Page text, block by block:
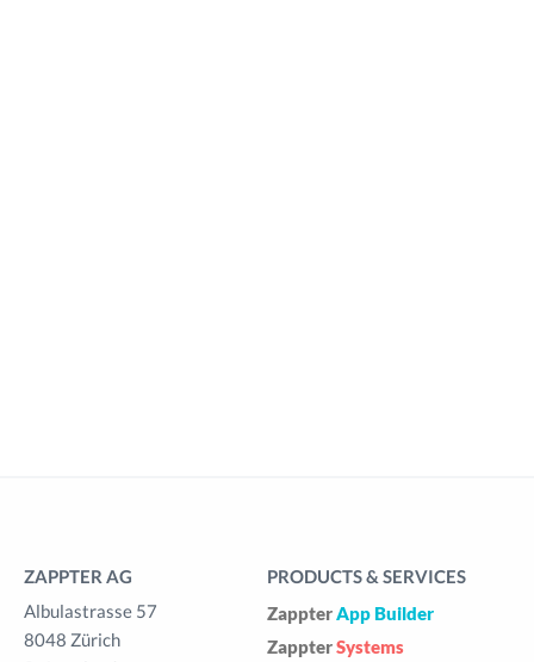
ZAPPTER AG
Albulastrasse 57
8048 Zürich
PRODUCTS & SERVICES
ZappterApp Builder
ZappterSystems